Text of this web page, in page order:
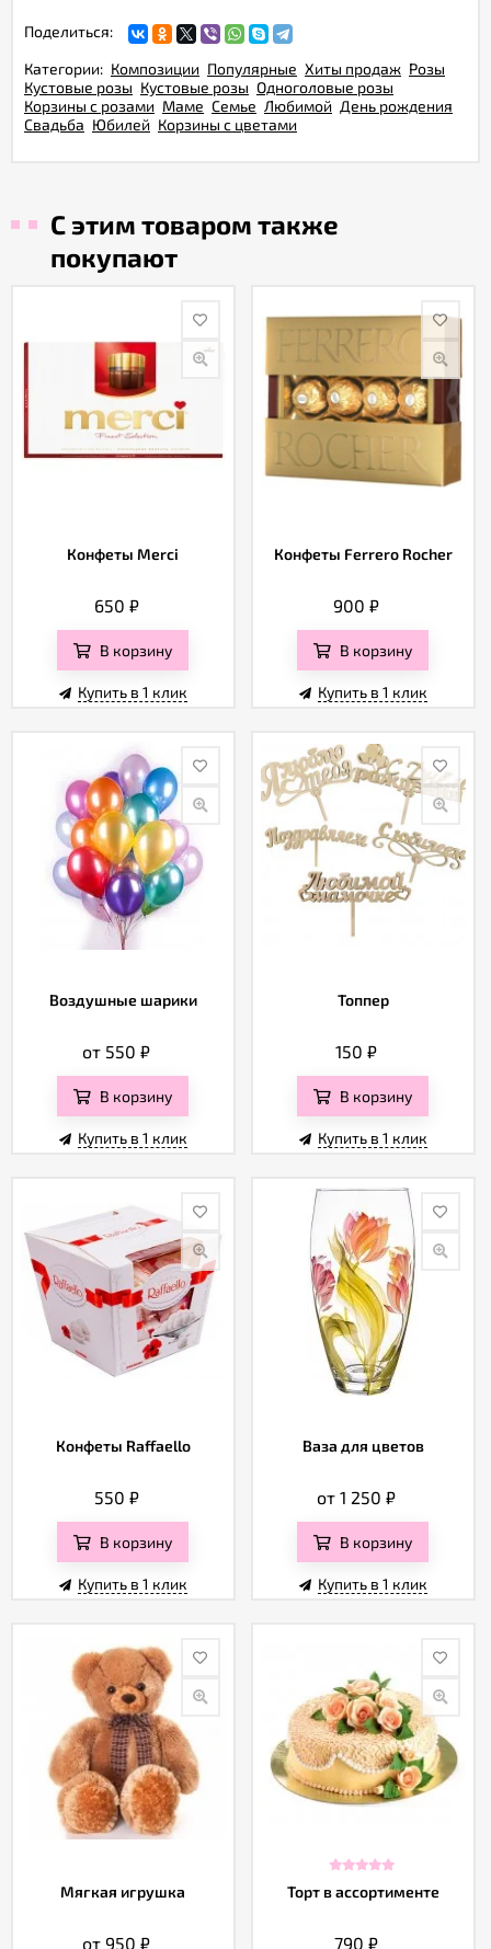
Поделиться:
Категории: Композиции Популярные Хиты продаж Розы
Кустовые розы Кустовые розы Одноголовые розы
Корзины с розами Маме Семье Любимой День рождения
Свадьба Юбилей Корзины с цветами
С этим товаром также
покупают
Конфеты Merci
650 ₽
В корзину
Купить в 1 клик
Конфеты Ferrero Rocher
900₽
В корзину
Купить в 1 клик
Воздушные шарики
от 550₽
В корзину
Купить в 1 клик
Топпер
150₽
В корзину
Купить в 1 клик
Конфеты Raffaello
550 ₽
В корзину
Купить в 1 клик
Ваза для цветов
от 1 250₽
В корзину
Купить в 1 клик
Мягкая игрушка
от 950₽
Торт в ассортименте
790₽